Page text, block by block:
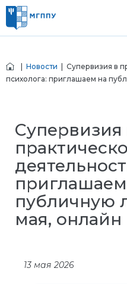
Новости | Супервизия в
психолога: приглашаем на
Супервизия
публичную
мая, онлайн
13 мая 2026